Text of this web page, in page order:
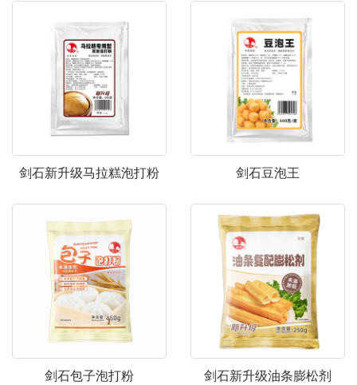
剑石新升级马拉糕泡打粉 剑石豆泡王
剑石包子泡打粉 剑石新升级油条膨松剂